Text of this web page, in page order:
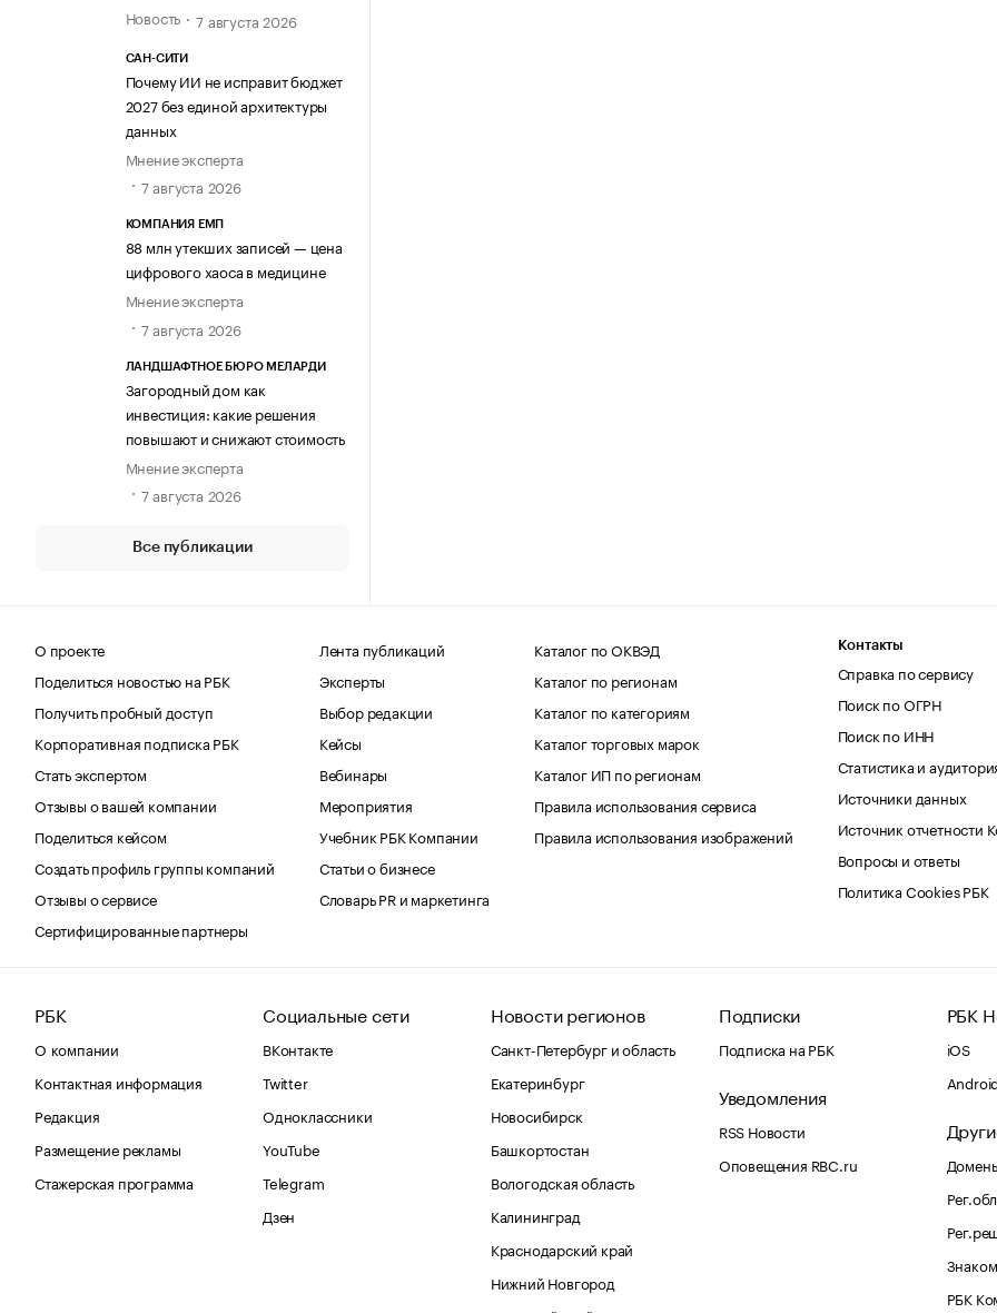
Новость
7 августа 2026
САН-СИТИ
Почему ИИ не исправит бюджет
2027 без единой архитектуры
данных
Мнение эксперта
7 августа 2026
КОМПАНИЯ ЕМП
88 млн утекших записей — цена
цифрового хаоса в медицине
Мнение эксперта
7 августа 2026
ЛАНДШАФТНОЕ БЮРО МЕЛАРДИ
Загородный дом как
инвестиция: какие решения
повышают и снижают стоимость
Мнение эксперта
7 августа 2026
Все публикации
О проекте
Поделиться новостью на РБК
Получить пробный доступ
Корпоративная подписка РБК
Стать экспертом
Отзывы о вашей компании
Поделиться кейсом
Создать профиль группы компаний
Отзывы о сервисе
Сертифицированные партнеры
Лента публикаций
Эксперты
Выбор редакции
Кейсы
Вебинары
Мероприятия
Учебник РБК Компании
Статьи о бизнесе
Словарь PR и маркетинга
Каталог по ОКВЭД
Каталог по регионам
Каталог по категориям
Каталог торговых марок
Каталог ИП по регионам
Правила использования сервиса
Правила использования изображений
Контакты
Справка по сервису
Поиск по ОГРН
Поиск по ИНН
Статистика и
Источники данных
Источник отчетности
Вопросы и ответы
Политика Cookies РБК
РБК
О компании
Контактная информация
Редакция
Размещение рекламы
Стажерская программа
Социальные сети
ВКонтакте
Twitter
Одноклассники
YouTube
Telegram
Дзен
Новости регионов
Санкт-Петербург и область
Екатеринбург
Новосибирск
Башкортостан
Вологодская область
Калининград
Краснодарский край
Нижний Новгород
Подписки
Подписка на РБК
Уведомления
RSS Новости
Оповещения RBC.ru
РБК
iOS
РБК